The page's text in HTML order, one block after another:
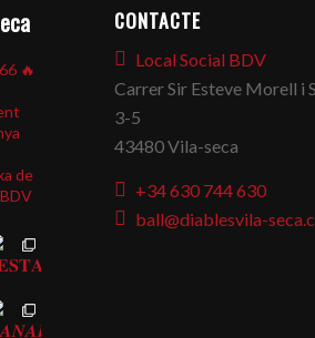
🔥
de
CONTACTE
Local Social BDV
Carrer Sir Esteve Morell i
3-5
43480 Vila-seca
+34 630 744 630
ball@diablesvila-